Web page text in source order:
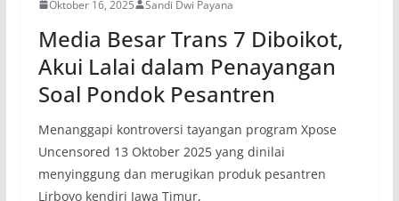
Oktober 16, 2025 Sandi Dwi Payana
Media Besar Trans 7 Diboikot,
Akui Lalai dalam Penayangan
Soal Pondok Pesantren
Menanggapi kontroversi tayangan program Xpose
Uncensored 13 Oktober 2025 yang dinilai
menyinggung dan merugikan produk pesantren
Lirboyo kendiri Jawa Timur,